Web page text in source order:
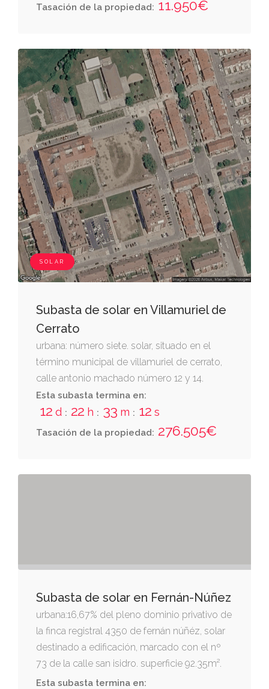
finca registral 4.580; derecha, o sur, entrando,
1151110 a nombre de d.ª maría coronado
martínez y d. fernando cañada iglesias;
izquierda, o norte, resto de la finca matriz, la
parcela catastral 1151101 a nombre de d.
andrés garcía rodríguez y otros y la parcela
catastral 1151102 a nombre de d. ruiman san
ginés cabrera.
Tasación de la propiedad: 11.950€
SOLAR
Subasta de solar en Villamuriel de
Cerrato
urbana: número siete. solar, situado en el
término municipal de villamuriel de cerrato,
calle antonio machado número 12 y 14.
ocupa una superficie de 792,00 metros
cuadrados. tiene forma rectangular y mide
36,00 metros de ancho (frente de fachada
metros cuadrados, correspondiente a
Esta subasta termina en:
12 d : 22 h : 33 m : 11 s
Tasación de la propiedad: 276.505€
Subasta de solar en Fernán-Núñez
urbana:16,67% del pleno dominio privativo de
la finca registral 4350 de fernán núñéz, solar
destinado a edificación, marcado con el nº
73 de la calle san isidro. superficie 92.35m².
linda: por la derecha entrando, con finca nº
Esta subasta termina en: